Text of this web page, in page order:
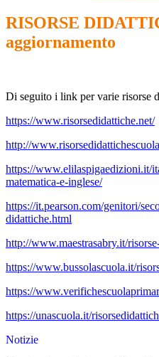
RISORSE
aggiornamento
Di seguito i link per varie risorse
https://www.risorsedidattiche.net/
http://
https://www.elilaspigaedizioni.it/
matematica-e-inglese/
https://it.pearson.com/genitori/
didattiche.html
http://www.maestrasabry.it/
https://www.bussolascuola.it/
https://
https://unascuola.it/
Notizie